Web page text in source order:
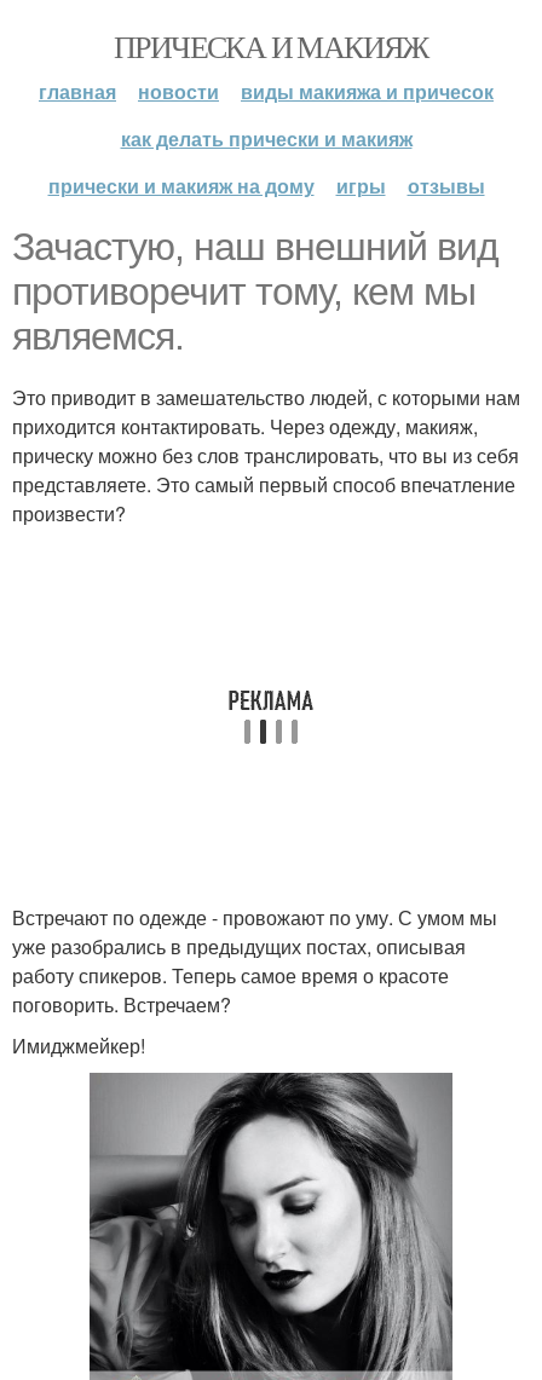
ПРИЧЕСКА И МАКИЯЖ
главная новости
виды макияжа и причесок
как делать прически и макияж
прически и макияж на дому
игры отзывы
Зачастую, наш внешний вид
противоречит тому, кем мы
являемся.
Это приводит в замешательство людей, с которыми нам
приходится контактировать. Через одежду, макияж,
прическу можно без слов транслировать, что вы из себя
представляете. Это самый первый способ впечатление
произвести?
Встречают по одежде - провожают по уму. С умом мы
уже разобрались в предыдущих постах, описывая
работу спикеров. Теперь самое время о красоте
поговорить. Встречаем?
Имиджмейкер!